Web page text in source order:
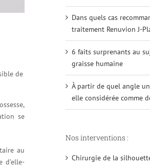
de
se
au
d’elle-
Dans quels cas
traitement Renuvion J-
6 faits surprenants au
graisse humaine
À partir de quel angle
elle considérée comme
Nos interventions :
Chirurgie de la